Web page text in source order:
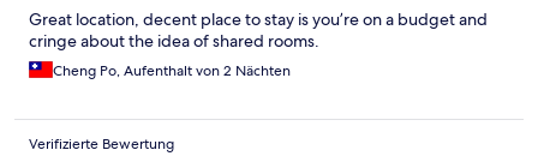
Great location, decent place to stay is you’re on a budget and
cringe about the idea of shared rooms.
Cheng Po, Aufenthalt von 2 Nächten
Verifizierte Bewertung